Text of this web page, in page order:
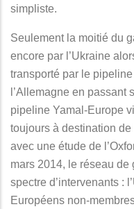
simpliste.
Seulement la moitié du
encore par l’Ukraine
transporté par le
l’Allemagne en passant
pipeline Yamal-Europe
toujours à destination de
avec une étude de
mars 2014, le réseau
spectre d’intervenants :
Européens non-